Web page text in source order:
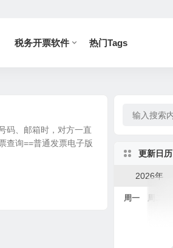
税务开票软件 热门Tags
码、邮箱时，对方一直
查询==普通发票电子版
更新日历
2026年
周一 周二